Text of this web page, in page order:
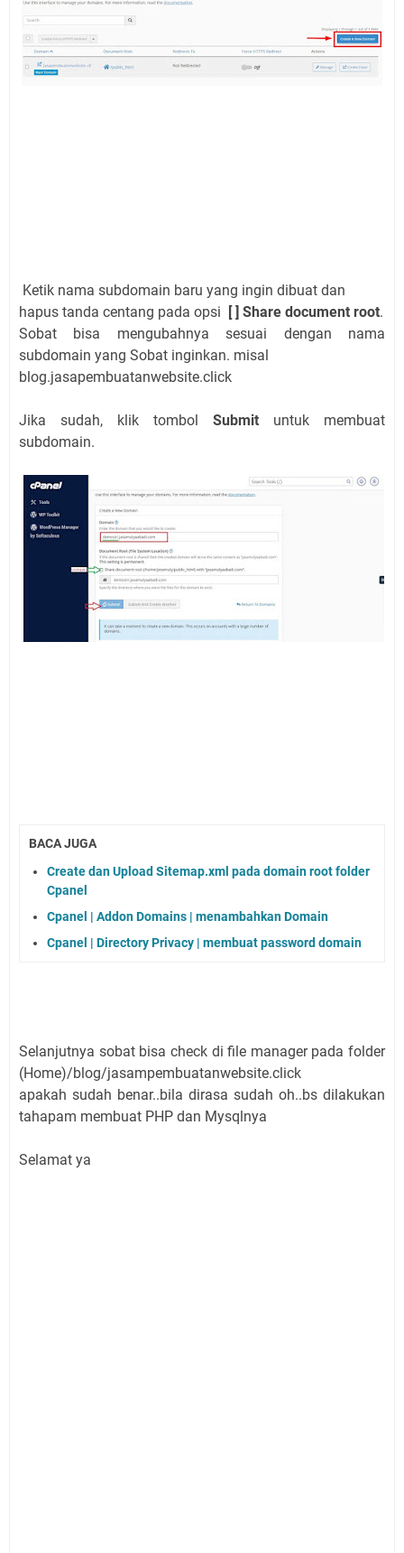
Ketik nama subdomain baru yang ingin dibuat dan
hapus tanda centang pada opsi
[ ] Share document root.
Sobat bisa mengubahnya sesuai dengan nama
subdomain yang Sobat inginkan. misal
blog.jasapembuatanwebsite.click
Jika sudah, klik tombol Submit untuk membuat
subdomain.
BACA JUGA
Create dan Upload Sitemap.xml pada domain root folder
Cpanel
Cpanel | Addon Domains | menambahkan Domain
Cpanel | Directory Privacy | membuat password domain
Selanjutnya sobat bisa check di file manager pada folder
(Home)/blog/jasampembuatanwebsite.click
apakah sudah benar..bila dirasa sudah oh..bs dilakukan
tahapam membuat PHP dan Mysqlnya
Selamat ya